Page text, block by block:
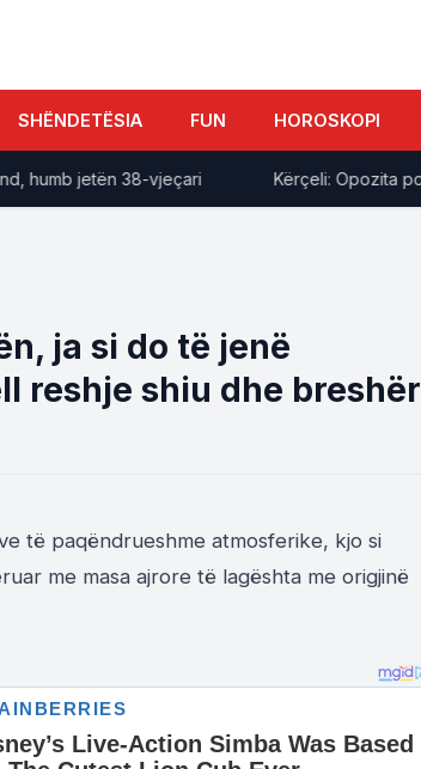
SHËNDETËSIA FUN HOROSKOPI
jetën 38-vjeçari Kërçeli: Opozita po
ja si do të jenë
reshje shiu dhe breshër
të paqëndrueshme atmosferike, kjo si
me masa ajrore të lagështa me origjinë